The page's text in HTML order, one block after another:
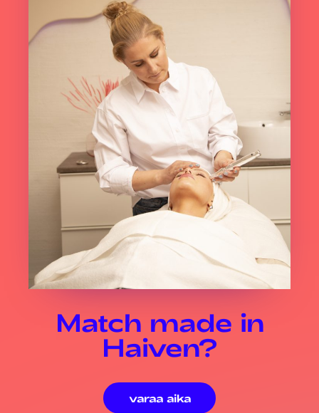
Match made in
Haiven?
varaa aika